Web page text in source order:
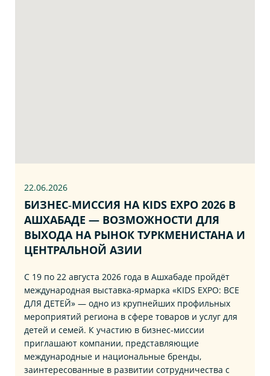
22.06.2026
БИЗНЕС‑МИССИЯ НА KIDS EXPO 2026 В
АШХАБАДЕ — ВОЗМОЖНОСТИ ДЛЯ
ВЫХОДА НА РЫНОК ТУРКМЕНИСТАНА И
ЦЕНТРАЛЬНОЙ АЗИИ
С 19 по 22 августа 2026 года в Ашхабаде пройдёт
международная выставка‑ярмарка «KIDS EXPO: ВСЕ
ДЛЯ ДЕТЕЙ» — одно из крупнейших профильных
мероприятий региона в сфере товаров и услуг для
детей и семей. К участию в бизнес‑миссии
приглашают компании, представляющие
международные и национальные бренды,
заинтересованные в развитии сотрудничества с